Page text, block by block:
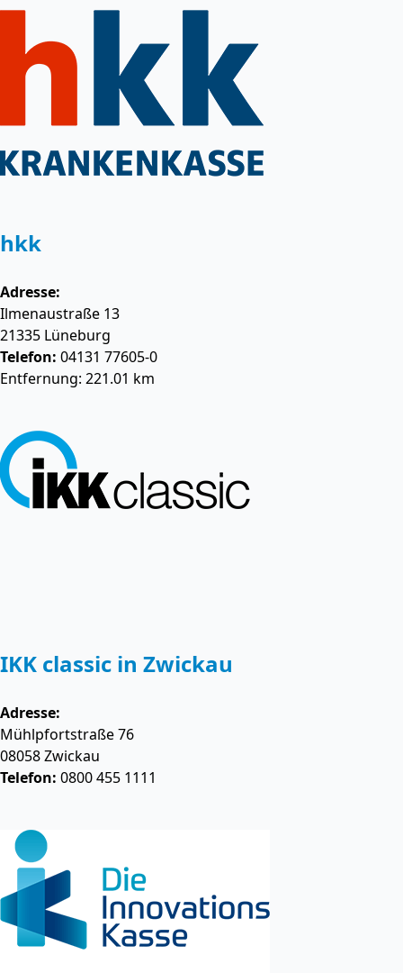
hkk
Adresse:
Ilmenaustraße 13
21335 Lüneburg
Telefon: 04131 77605-0
Entfernung: 221.01 km
IKK classic in Zwickau
Adresse:
Mühlpfortstraße 76
08058Zwickau
Telefon: 0800 455 1111